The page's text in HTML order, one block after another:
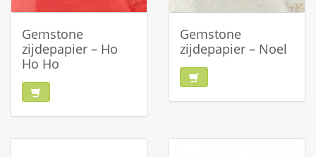
Gemstone
zijdepapier – Ho
Ho Ho
Gemstone
zijdepapier – Noel